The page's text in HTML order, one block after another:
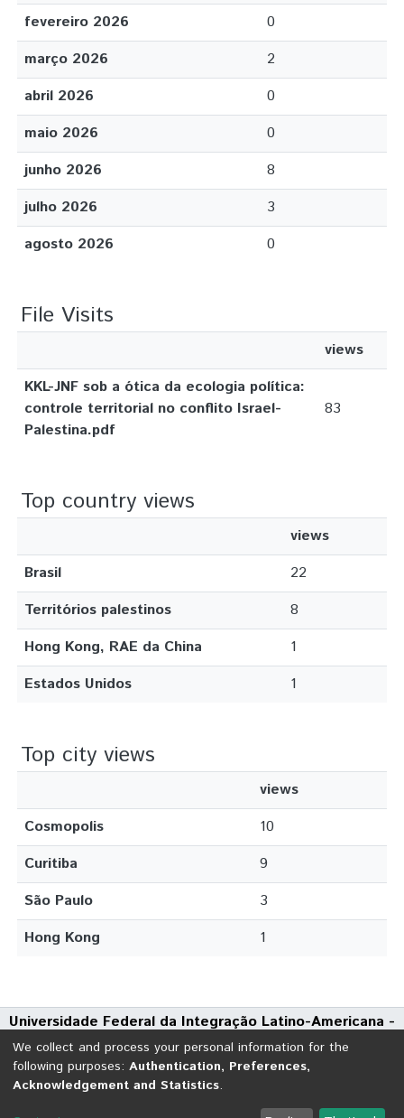
fevereiro 2026
0
março 2026
2
abril 2026
0
maio 2026
0
junho 2026
8
julho 2026
3
agosto 2026
0
File Visits
views
KKL-JNF sob a ótica da ecologia política:
controle territorial no conflito Israel-
Palestina.pdf
83
Top country views
views
Brasil
22
Territórios palestinos
8
Hong Kong, RAE da China
1
Estados Unidos
1
Top city views
views
Cosmopolis
10
Curitiba
9
São Paulo
3
Hong Kong
1
Universidade Federal da Integração Latino-Americana -
UNILA
Avenida Tarquínio Joslin dos Santos, 1000 - Polo Universitário
CEP: 85870-650 | Foz do Iguaçu - Paraná
We collect and process your personal information for the
following purposes: Authentication, Preferences,
Acknowledgement and Statistics.